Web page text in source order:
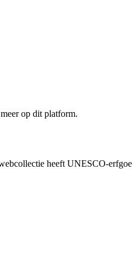
op dit platform.
heeft UNESCO-